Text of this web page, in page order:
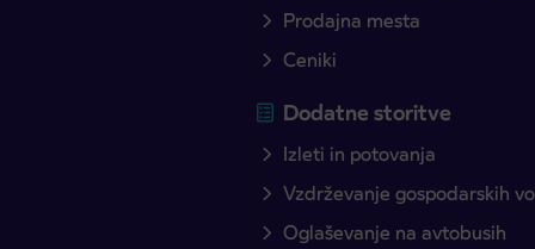
Prodajna mesta
Ceniki
Dodatne storitve
Izleti in potovanja
Vzdrževanje gospodarskih
Oglaševanje na avtobusih